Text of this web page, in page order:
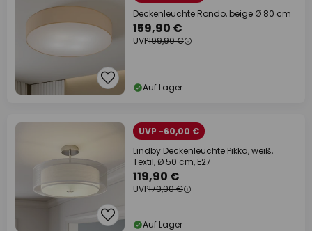
Deckenleuchte Rondo, beige Ø 80 cm
159,90 €
UVP199,90 €
Auf Lager
UVP -60,00 €
Lindby Deckenleuchte Pikka, weiß,
Textil, Ø 50 cm, E27
119,90 €
UVP179,90 €
Auf Lager